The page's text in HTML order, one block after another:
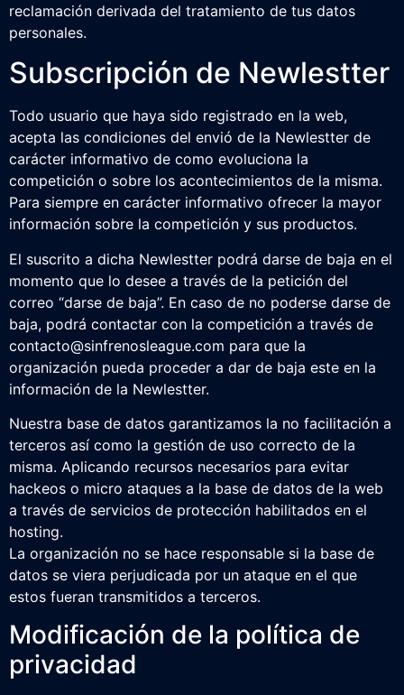
reclamación derivada del tratamiento de tus datos
personales.
Subscripción de Newlestter
Todo usuario que haya sido registrado en la web,
acepta las condiciones del envió de la Newlestter de
carácter informativo de como evoluciona la
competición o sobre los acontecimientos de la misma.
Para siempre en carácter informativo ofrecer la mayor
información sobre la competición y sus productos.
El suscrito a dicha Newlestter podrá darse de baja en el
momento que lo desee a través de la petición del
correo “darse de baja”. En caso de no poderse darse de
baja, podrá contactar con la competición a través de
contacto@sinfrenosleague.com para que la
organización pueda proceder a dar de baja este en la
información de la Newlestter.
Nuestra base de datos garantizamos la no facilitación a
terceros así como la gestión de uso correcto de la
misma. Aplicando recursos necesarios para evitar
hackeos o micro ataques a la base de datos de la web
a través de servicios de protección habilitados en el
hosting.
La organización no se hace responsable si la base de
datos se viera perjudicada por un ataque en el que
estos fueran transmitidos a terceros.
Modificación de la política de
privacidad